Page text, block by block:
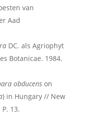
van
Aad
DC. als Agriophyt
Botanicae. 1984.
obducenson
) in Hungary // New
13.